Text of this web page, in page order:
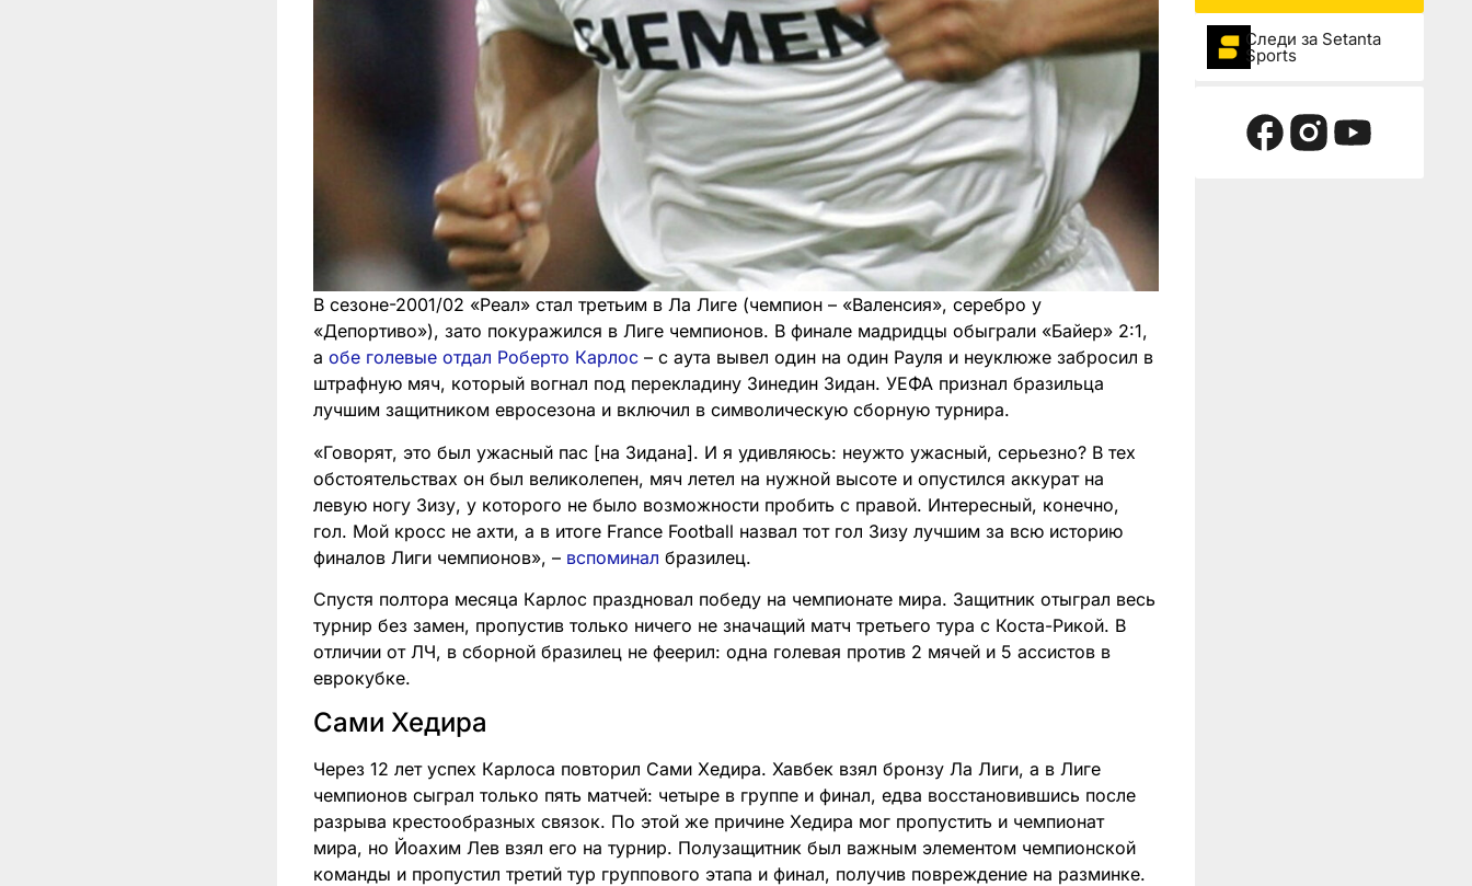
В сезоне-2001/02 «Реал» стал третьим в Ла Лиге (чемпион – «Валенсия», серебро у
«Депортиво»), зато покуражился в Лиге чемпионов. В финале мадридцы обыграли «Байер» 2:1,
аобе голевые отдал Роберто Карлос – c аута вывел один на один Рауля и неуклюже забросил в
штрафную мяч, который вогнал под перекладину Зинедин Зидан. УЕФА признал бразильца
лучшим защитником евросезона и включил в символическую сборную турнира.
«Говорят, это был ужасный пас [на Зидана]. И я удивляюсь: неужто ужасный, серьезно? В тех
обстоятельствах он был великолепен, мяч летел на нужной высоте и опустился аккурат на
левую ногу Зизу, у которого не было возможности пробить с правой. Интересный, конечно,
гол. Мой кросс не ахти, а в итоге France Football назвал тот гол Зизу лучшим за всю историю
финалов Лиги чемпионов», – вспоминал бразилец.
Спустя полтора месяца Карлос праздновал победу на чемпионате мира. Защитник отыграл весь
турнир без замен, пропустив только ничего не значащий матч третьего тура с Коста-Рикой. В
отличии от ЛЧ, в сборной бразилец не феерил: одна голевая против 2 мячей и 5 ассистов в
еврокубке.
Сами Хедира
Через 12 лет успех Карлоса повторил Сами Хедира. Хавбек взял бронзу Ла Лиги, а в Лиге
чемпионов сыграл только пять матчей: четыре в группе и финал, едва восстановившись после
разрыва крестообразных связок. По этой же причине Хедира мог пропустить и чемпионат
мира, но Йоахим Лев взял его на турнир. Полузащитник был важным элементом чемпионской
команды и пропустил третий тур группового этапа и финал, получив повреждение на разминке.
Следи за Setanta
Sports